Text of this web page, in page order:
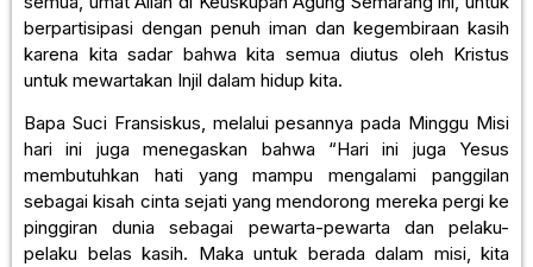
berpartisipasi dengan penuh iman dan kegembiraan kasih
karena kita sadar bahwa kita semua diutus oleh Kristus
untuk mewartakan Injil dalam hidup kita.
Bapa Suci Fransiskus, melalui pesannya pada Minggu Misi
hari ini juga menegaskan bahwa “Hari ini juga Yesus
membutuhkan hati yang mampu mengalami panggilan
sebagai kisah cinta sejati yang mendorong mereka pergi ke
pinggiran dunia sebagai pewarta-pewarta dan pelaku-
pelaku belas kasih. Maka untuk berada dalam misi, kita